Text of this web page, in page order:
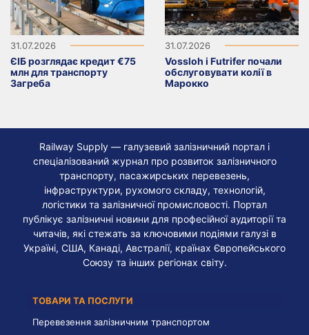
31.07.2026
ЄІБ розглядає кредит €75
млн для транспорту
Загреба
31.07.2026
Vossloh і Futrifer почали
обслуговувати колії в
Марокко
Railway Supply — галузевий залізничний портал і
спеціалізований журнал про розвиток залізничного
транспорту, пасажирських перевезень,
інфраструктури, рухомого складу, технологій,
логістики та залізничної промисловості. Портал
публікує залізничні новини для професійної аудиторії та
читачів, які стежать за ключовими подіями галузі в
Україні, США, Канаді, Австралії, країнах Європейського
Союзу та інших регіонах світу.
ТОВАРИ ТА ПОСЛУГИ
Перевезення залізничним транспортом